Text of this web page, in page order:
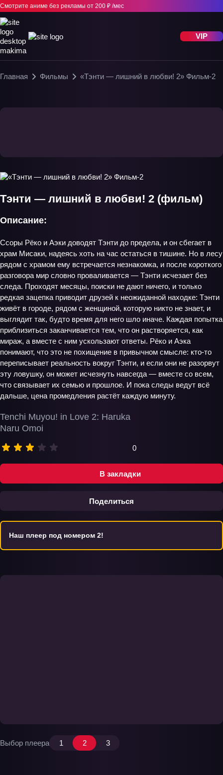
Смотрите аниме без рекламы от 200 ₽ /мес
VIP
Главная Фильмы «Тэнти — лишний в любви! 2» Фильм-2
В закладки
Поделиться
Тэнти — лишний в любви! 2 (фильм)
Tenchi Muyou! in Love 2: Haruka
Naru Omoi
0
Описание:
Ссоры Рёко и Аэки доводят Тэнти до предела, и он сбегает в
храм Мисаки, надеясь хоть на час остаться в тишине. Но в лесу
рядом с храмом ему встречается незнакомка, и после короткого
разговора мир словно проваливается — Тэнти исчезает без
следа. Проходят месяцы, поиски не дают ничего, и только
редкая зацепка приводит друзей к неожиданной находке: Тэнти
живёт в городе, рядом с женщиной, которую никто не знает, и
выглядит так, будто время для него шло иначе. Каждая попытка
приблизиться заканчивается тем, что он растворяется, как
мираж, а вместе с ним ускользают ответы. Рёко и Аэка
понимают, что это не похищение в привычном смысле: кто-то
переписывает реальность вокруг Тэнти, и если они не разорвут
эту ловушку, он может исчезнуть навсегда — вместе со всем,
что связывает их семью и прошлое. И пока следы ведут всё
дальше, цена промедления растёт каждую минуту.
Наш плеер под номером 2!
Выбор плеера 1 2 3